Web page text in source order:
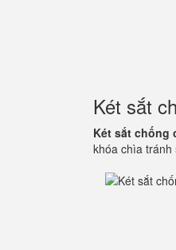
Két sắt
Két sắt chống
khóa chìa